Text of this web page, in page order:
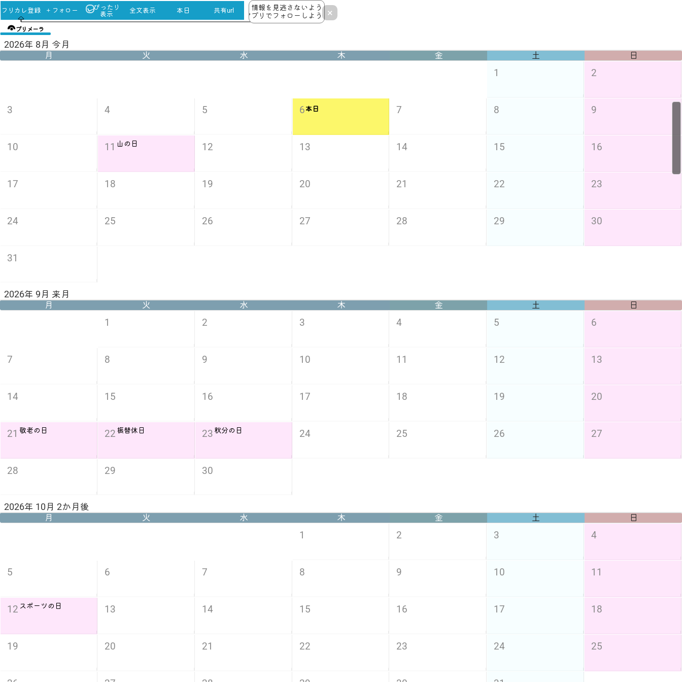
×
情報を見逃さないよう
アプリでフォローしよう！
プリメーラ
共有url
本日
全文表示
ぴったり
表示
＋フォロー
フリカレ登録
1 2 3 4
5 6 7 8 9 10 11
12 スポーツの日 13 14 15 16 17 18
19 20 21 22 23 24 25
2026年 10月 2か月後
月 火 水 木 金 土 日
1 2 3 4 5 6
7 8 9 10 11 12 13
14 15 16 17 18 19 20
21 敬老の日 22 振替休日 23 秋分の日 24 25 26 27
28 29 30
2026年 9月 来月
月 火 水 木 金 土 日
1 2
3 4 5 6 本日 7 8 9
10 11 山の日 12 13 14 15 16
17 18 19 20 21 22 23
24 25 26 27 28 29 30
31
2026年 8月 今月
月 火 水 木 金 土 日